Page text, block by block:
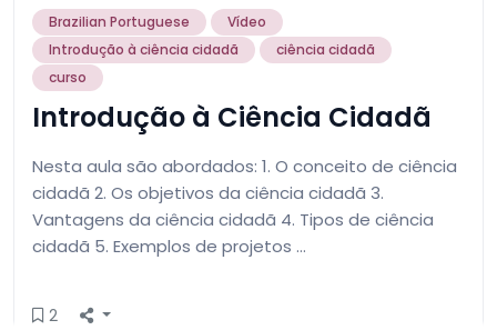
Brazilian Portuguese
Vídeo
Introdução à ciência cidadã
ciência cidadã
curso
Introdução à Ciência Cidadã
Nesta aula são abordados: 1. O conceito de ciência
cidadã 2. Os objetivos da ciência cidadã 3.
Vantagens da ciência cidadã 4. Tipos de ciência
cidadã 5. Exemplos de projetos …
2